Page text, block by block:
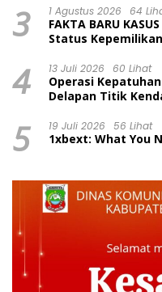
3 1 Agustus 2026 64
FAKTA BARU
Status
Dinilai Prematur
4 13 Juli 2026 60 Lihat
Operasi
Delapan Titik
5 19 Juli 2026 56 Lihat
1xbext: What You